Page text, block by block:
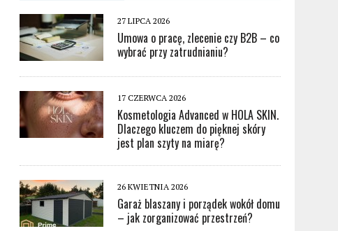
27 LIPCA 2026
Umowa o pracę, zlecenie czy B2B – co
wybrać przy zatrudnianiu?
17 CZERWCA 2026
Kosmetologia Advanced w HOLA SKIN.
Dlaczego kluczem do pięknej skóry
jest plan szyty na miarę?
26 KWIETNIA 2026
Garaż blaszany i porządek wokół domu
– jak zorganizować przestrzeń?